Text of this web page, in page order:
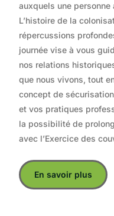
auxquels une
L’histoire de la
répercussions
journée vise à vous
nos relations
que nous vivons, tout
concept de
et vos pratiques
la possibilité de
avec l’Exercice des
En savoir plus